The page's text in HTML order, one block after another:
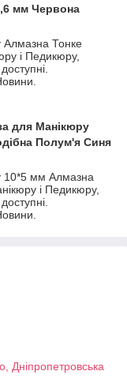
мм Червона
Тонке
і Педикюру,
для Манікюру
Полум'я Синя
10*5 мм Алмазна
і Педикюру,
Дніпропетровська